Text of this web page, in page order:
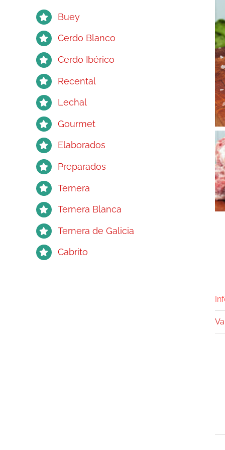
Buey
Cerdo Blanco
Cerdo Ibérico
Recental
Lechal
Gourmet
Elaborados
Preparados
Ternera
Ternera Blanca
Ternera de Galicia
Cabrito